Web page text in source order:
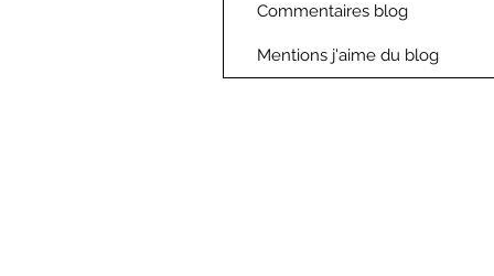
Commentaires blog
Mentions j'aime du blog